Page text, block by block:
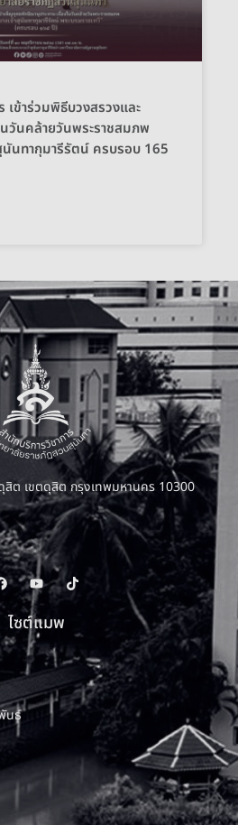
เข้าร่วมพิธีบวงสรวงและ
วันคล้ายวันพระราชสมภพ
นันทากุมารีรัตน์ ครบรอบ 165
ต เขตดุสิต กรุงเทพมหานคร 10300
ไซต์แมพ
นธ์